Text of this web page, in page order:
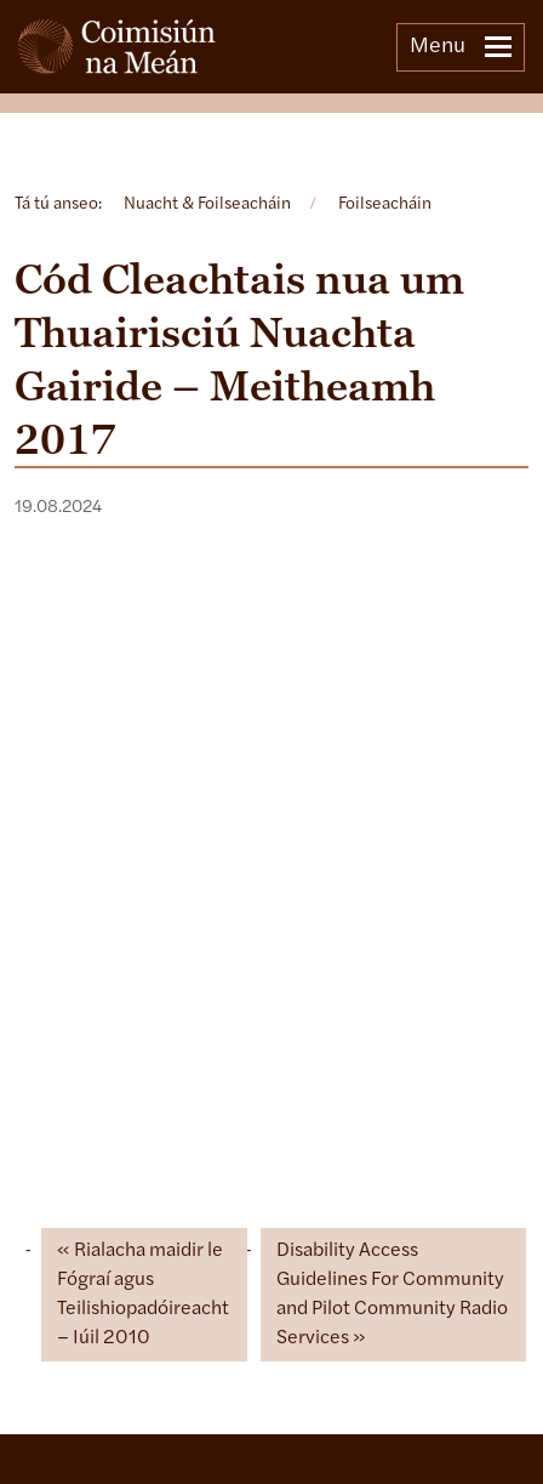
Menu
Tá tú anseo: Nuacht & Foilseacháin / Foilseacháin
Cód Cleachtais nua um
Thuairisciú Nuachta
Gairide – Meitheamh
2017
19.08.2024
Rialacha maidir le
Fógraí agus
Teilishiopadóireacht
– Iúil 2010
Disability Access
Guidelines For Community
and Pilot Community Radio
Services
Open side menu